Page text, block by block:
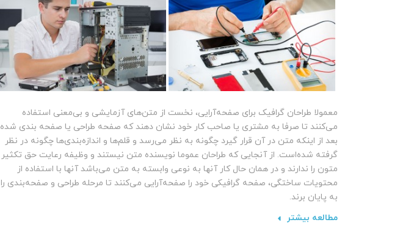
معمولا طراحان گرافیک برای صفحه‌آرایی، نخست از متن‌های آزمایشی و بی‌معنی استفاده
می‌کنند تا صرفا به مشتری یا صاحب کار خود نشان دهند که صفحه طراحی یا صفحه بندی شده
بعد از اینکه متن در آن قرار گیرد چگونه به نظر می‌رسد و قلم‌ها و اندازه‌بندی‌ها چگونه در نظر
گرفته شده‌است. از آنجایی که طراحان عموما نویسنده متن نیستند و وظیفه رعایت حق تکثیر
متون را ندارند و در همان حال کار آنها به نوعی وابسته به متن می‌باشد آنها با استفاده از
محتویات ساختگی، صفحه گرافیکی خود را صفحه‌آرایی می‌کنند تا مرحله طراحی و صفحه‌بندی را
به پایان برند.
مطالعه بیشتر